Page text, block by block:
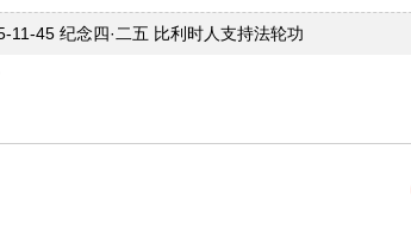
45 纪念四·二五 比利时人支持法轮功